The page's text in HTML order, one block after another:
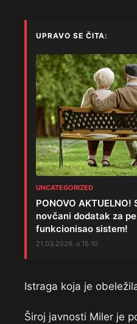
UPRAVO SE ČITA:
UNCATEGORIZED
PONOVO AKTUELNO!
novčani dodatak za
funkcionisao sistem!
21.03.2026. u 15:10
Istraga koja je
Široj javnosti Miler je